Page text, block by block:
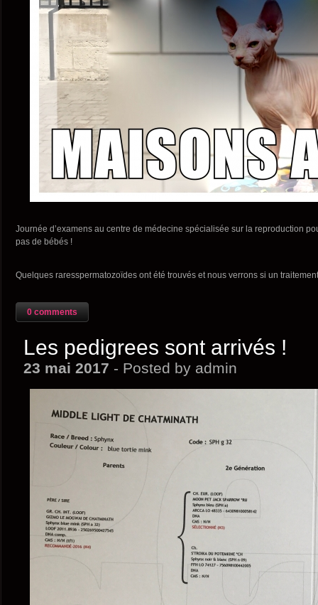
Journée d’examens au centre de médecine spécialisée sur la reproduction
pas de bébés !
Quelques raresspermatozoïdes ont été trouvés et nous verrons si un
0 comments
Les pedigrees sont arrivés !
23 mai 2017 - Posted by admin